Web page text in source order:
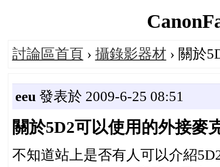
討論區首頁 › 攝錄影器材 › 關於
eeu 發表於 2009-6-25 08:51
關於5D2可以使用的外接麥
不知道站上是否有人可以介紹